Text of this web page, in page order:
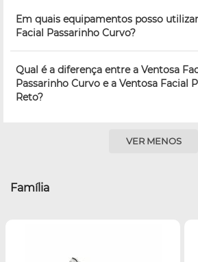
Em quais equipamentos posso
Facial Passarinho Curvo?
Qual é a diferença entre a Ventosa
Passarinho Curvo e a Ventosa Facial
Reto?
VER MENOS
Família